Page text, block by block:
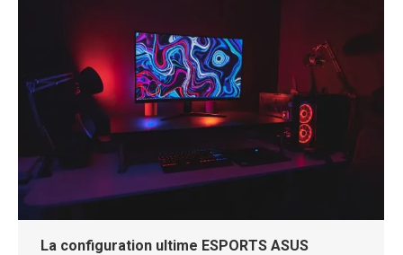
La configuration ultime ESPORTS ASUS